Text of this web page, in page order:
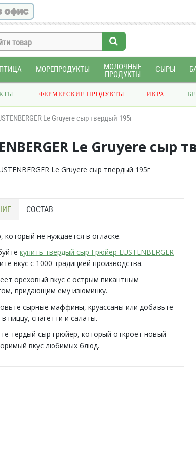
офис
ПТИЦА МОРЕПРОДУКТЫ МОЛОЧНЫЕ
ПРОДУКТЫ
СЫРЫ
ФЕРМЕРСКИЕ ПРОДУКТЫ ИКРА
Le Gruyere сыр твердый 195г
Le Gruyere сыр
СОСТАВ
который не нуждается в огласке.
купить твердый сыр Грюйер LUSTENBERGER
вкус с 1000 традицией производства.
ореховый вкус с острым пикантным
придающим ему изюминку.
сырные маффины, круассаны или добавьте
пиццу, спагетти и салаты.
тердый сыр грюйер, который откроет новый
вкус любимых блюд.